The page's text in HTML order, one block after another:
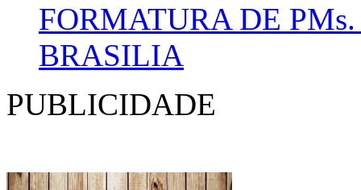
FORMATURA DE
BRASILIA
PUBLICIDADE